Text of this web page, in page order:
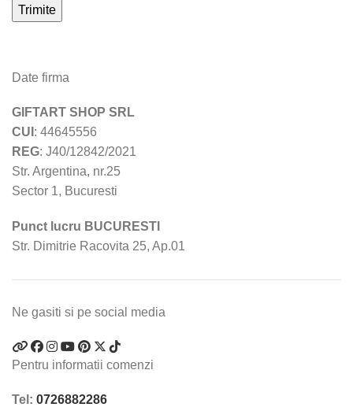
Date firma
GIFTART SHOP SRL
CUI : 44645556
REG: J40/12842/2021
Str. Argentina, nr.25
Sector 1, Bucuresti
Punct lucru BUCURESTI
Str. Dimitrie Racovita 25, Ap.01
Ne gasiti si pe social media
Pentru informatii comenzi
Tel: 0726882286